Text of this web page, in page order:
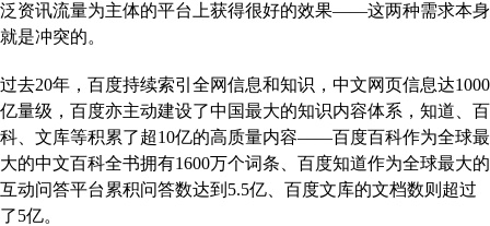
泛资讯流量为主体的平台上获得很好的效果——这两种需求本身
就是冲突的。
过去20年，百度持续索引全网信息和知识，中文网页信息达1000
亿量级，百度亦主动建设了中国最大的知识内容体系，知道、百
科、文库等积累了超10亿的高质量内容——百度百科作为全球最
大的中文百科全书拥有1600万个词条、百度知道作为全球最大的
互动问答平台累积问答数达到5.5亿、百度文库的文档数则超过
了5亿。